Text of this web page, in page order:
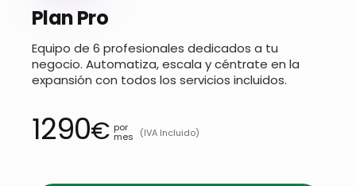
Plan Pro
Equipo de 6 profesionales dedicados a tu
negocio. Automatiza, escala y céntrate en la
expansión con todos los servicios incluidos.
1290€ por
mes (IVA Incluido)